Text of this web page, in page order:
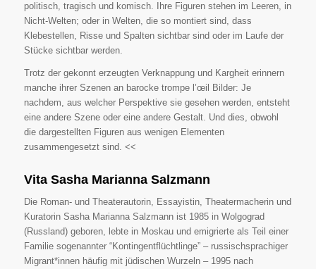
politisch, tragisch und komisch. Ihre Figuren stehen im Leeren, in
Nicht-Welten; oder in Welten, die so montiert sind, dass
Klebestellen, Risse und Spalten sichtbar sind oder im Laufe der
Stücke sichtbar werden.
Trotz der gekonnt erzeugten Verknappung und Kargheit erinnern
manche ihrer Szenen an barocke trompe l’œil Bilder: Je
nachdem, aus welcher Perspektive sie gesehen werden, entsteht
eine andere Szene oder eine andere Gestalt. Und dies, obwohl
die dargestellten Figuren aus wenigen Elementen
zusammengesetzt sind. <<
Vita Sasha Marianna Salzmann
Die Roman- und Theaterautorin, Essayistin, Theatermacherin und
Kuratorin Sasha Marianna Salzmann ist 1985 in Wolgograd
(Russland) geboren, lebte in Moskau und emigrierte als Teil einer
Familie sogenannter “Kontingentflüchtlinge” – russischsprachiger
Migrant*innen häufig mit jüdischen Wurzeln – 1995 nach